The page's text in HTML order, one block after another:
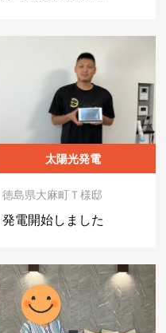
太陽光発電
徳島県大麻町Ｔ様邸
発電開始しました